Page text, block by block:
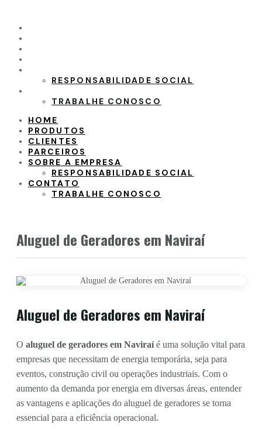
RESPONSABILIDADE SOCIAL
TRABALHE CONOSCO
HOME
PRODUTOS
CLIENTES
PARCEIROS
SOBRE A EMPRESA
RESPONSABILIDADE SOCIAL
CONTATO
TRABALHE CONOSCO
Aluguel de Geradores em Naviraí
Aluguel de Geradores em Naviraí
O aluguel de geradores em Naviraíé uma solução vital para
empresas que necessitam de energia temporária, seja para
eventos, construção civil ou operações industriais. Com o
aumento da demanda por energia em diversas áreas, entender
as vantagens e aplicações do aluguel de geradores se torna
essencial para a eficiência operacional.